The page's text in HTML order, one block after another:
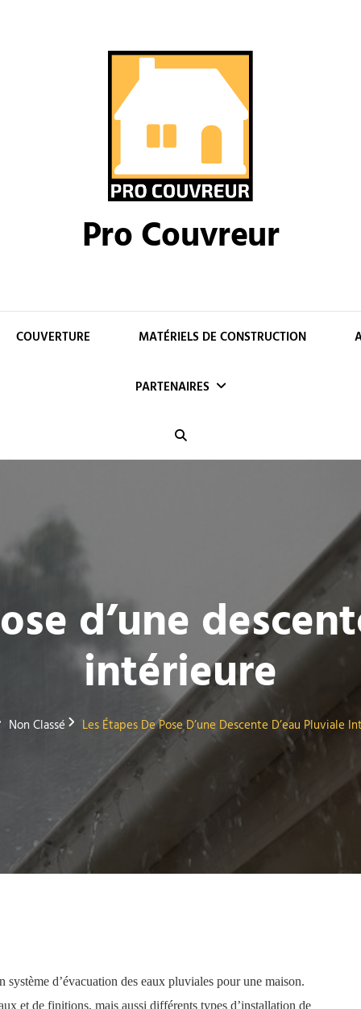
Pro Couvreur
COUVERTURE MATÉRIELS DE CONSTRUCTION
PARTENAIRES
d’une
intérieure
Non Classé Les Étapes De Pose D’une Descente D’eau Pluviale
système d’évacuation des eaux pluviales pour une maison.
et de finitions, mais aussi différents types d’installation de